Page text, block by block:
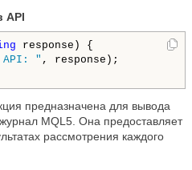
API
response) {
API: " , response);
предназначена для вывода
MQL5. Она предоставляет
рассмотрения каждого